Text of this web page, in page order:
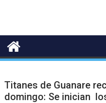
Titanes de Guanare
domingo: Se inician